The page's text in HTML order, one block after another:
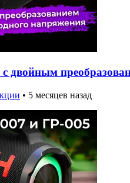
двойным
• 5 месяцев назад